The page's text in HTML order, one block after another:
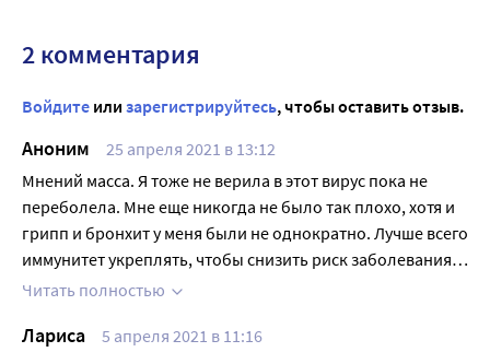
2 комментария
Войдите или зарегистрируйтесь, чтобы оставить отзыв.
Аноним
25 апреля 2021 в 13:12
Мнений масса. Я тоже не верила в этот вирус пока не
переболела. Мне еще никогда не было так плохо, хотя и
грипп и бронхит у меня были не однократно. Лучше всего
иммунитет укреплять, чтобы снизить риск заболевания.
Я себе купила эваларовский куркумин, в составе
Усваивается больше чем на 95%. Маску ношу везде, даже
Читать полностью
Лариса
5 апреля 2021 в 11:16